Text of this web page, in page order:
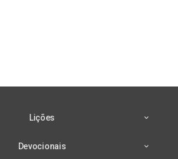
Lições
Devocionais